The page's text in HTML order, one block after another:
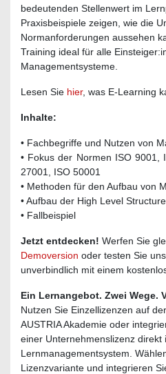
bedeutenden Stellenwert im
Praxisbeispiele zeigen, wie die
Normanforderungen aussehen
Training ideal für alle
Managementsysteme.
Lesen Sie hier, was E-Learning
Inhalte:
• Fachbegriffe und Nutzen von
• Fokus der Normen ISO 9001,
27001, ISO 50001
• Methoden für den Aufbau von
• Aufbau der High Level Structure
• Fallbeispiel
Jetzt entdecken! Werfen Sie
Demoversion oder testen Sie
unverbindlich mit einem
Ein Lernangebot. Zwei Wege.
Nutzen Sie Einzellizenzen auf
AUSTRIA Akademie oder
einer Unternehmenslizenz direkt
Lernmanagementsystem.
Lizenzvariante und integrieren